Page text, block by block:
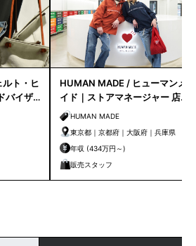
ト・ヒ
バイザ
HUMAN MADE / ヒューマンメ
イド｜ストアマネージャー 店長
候補HUMAN MADE
東京都｜京都府｜大阪府｜兵庫県
年収 (434万円～)
販売スタッフ